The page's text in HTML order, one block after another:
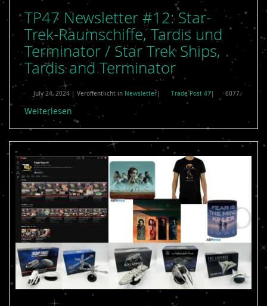
TP47 Newsletter #12: Star-
Trek-Raumschiffe, Tardis und
Terminator / Star Trek Ships,
Tardis and Terminator
July 24, 2024 | Veröffentlicht in Newsletter Trade Post 47| 6077
Weiterlesen